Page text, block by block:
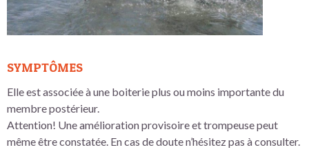
SYMPTÔMES
Elle est associée à une boiterie plus ou moins importante du
membre postérieur.
Attention! Une amélioration provisoire et trompeuse peut
même être constatée. En cas de doute n’hésitez pas à consulter.